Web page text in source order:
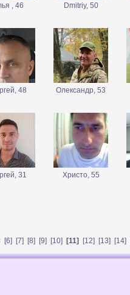
, 46 Dmitriy, 50
48 Олександр, 53
31 Христо, 55
[6] [7] [8] [9] [10] [11] [12] [13] [14]